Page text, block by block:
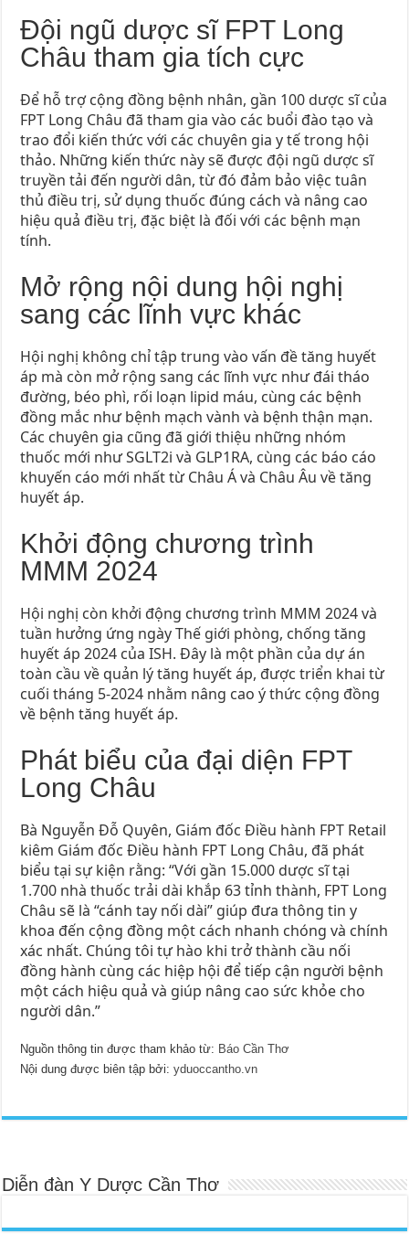
Đội ngũ dược sĩ FPT Long
Châu tham gia tích cực
Để hỗ trợ cộng đồng bệnh nhân, gần 100 dược sĩ của
FPT Long Châu đã tham gia vào các buổi đào tạo và
trao đổi kiến thức với các chuyên gia y tế trong hội
thảo. Những kiến thức này sẽ được đội ngũ dược sĩ
truyền tải đến người dân, từ đó đảm bảo việc tuân
thủ điều trị, sử dụng thuốc đúng cách và nâng cao
hiệu quả điều trị, đặc biệt là đối với các bệnh mạn
tính.
Mở rộng nội dung hội nghị
sang các lĩnh vực khác
Hội nghị không chỉ tập trung vào vấn đề tăng huyết
áp mà còn mở rộng sang các lĩnh vực như đái tháo
đường, béo phì, rối loạn lipid máu, cùng các bệnh
đồng mắc như bệnh mạch vành và bệnh thận mạn.
Các chuyên gia cũng đã giới thiệu những nhóm
thuốc mới như SGLT2i và GLP1RA, cùng các báo cáo
khuyến cáo mới nhất từ Châu Á và Châu Âu về tăng
huyết áp.
Khởi động chương trình
MMM 2024
Hội nghị còn khởi động chương trình MMM 2024 và
tuần hưởng ứng ngày Thế giới phòng, chống tăng
huyết áp 2024 của ISH. Đây là một phần của dự án
toàn cầu về quản lý tăng huyết áp, được triển khai từ
cuối tháng 5-2024 nhằm nâng cao ý thức cộng đồng
về bệnh tăng huyết áp.
Phát biểu của đại diện FPT
Long Châu
Bà Nguyễn Đỗ Quyên, Giám đốc Điều hành FPT Retail
kiêm Giám đốc Điều hành FPT Long Châu, đã phát
biểu tại sự kiện rằng: “Với gần 15.000 dược sĩ tại
1.700 nhà thuốc trải dài khắp 63 tỉnh thành, FPT Long
Châu sẽ là “cánh tay nối dài” giúp đưa thông tin y
khoa đến cộng đồng một cách nhanh chóng và chính
xác nhất. Chúng tôi tự hào khi trở thành cầu nối
đồng hành cùng các hiệp hội để tiếp cận người bệnh
một cách hiệu quả và giúp nâng cao sức khỏe cho
người dân.”
Nguồn thông tin được tham khảo từ: Báo Cần Thơ
Nội dung được biên tập bởi:yduoccantho.vn
Diễn đàn Y Dược Cần Thơ